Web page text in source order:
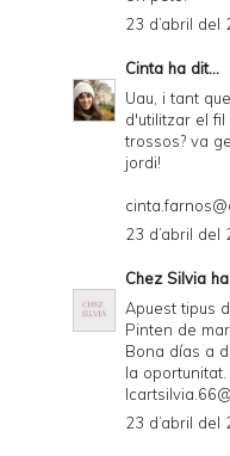
l
n
D
23 d’abril del
Cinta ha dit...
Uau, i tant
d'utilitzar el
trossos? va
jordi!
23 d’abril del
Chez Silvia
Apuest tipus
Pinten de
Bona días a
la oportunitat.
23 d’abril del